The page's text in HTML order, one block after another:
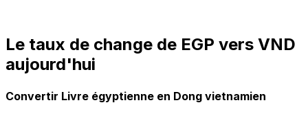
Le taux de change de EGP vers VND
aujourd'hui
Convertir Livre égyptienne en Dong vietnamien